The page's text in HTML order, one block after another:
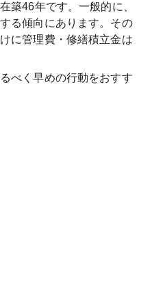
築46年です。一般的に、
る傾向にあります。その
に管理費・修繕積立金は
べく早めの行動をおすす